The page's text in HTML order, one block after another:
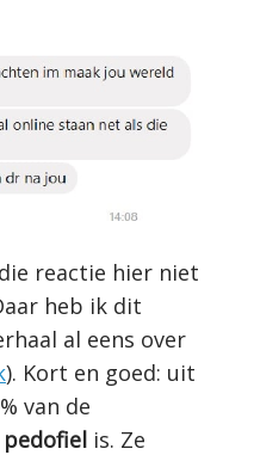
reactie hier niet
heb ik dit
al eens over
). Kort en goed: uit
van de
is. Ze